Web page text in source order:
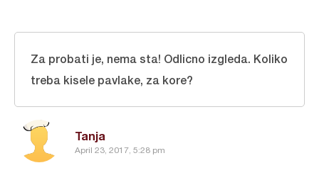
Tanja
April 23, 2017, 5:28 pm
Za probati je, nema sta! Odlicno izgleda. Koliko
treba kisele pavlake, za kore?